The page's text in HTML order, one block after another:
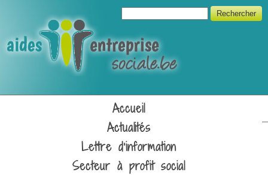
Unipso
Formulaire de recherche
Rechercher
Accueil
Actualités
Lettre d'information
Secteur à profit social